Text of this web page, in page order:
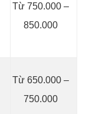
Từ 750.000 –
850.000
Từ 650.000 –
750.000